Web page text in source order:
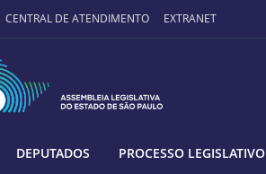
principal
CENTRAL DE ATENDIMENTO EXTRANET
DEPUTADOS PROCESSO LEGISLATIVO